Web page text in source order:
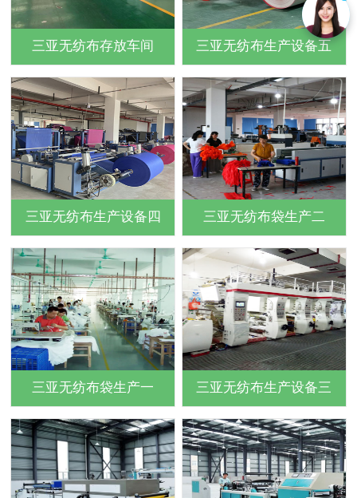
三亚无纺布存放车间 三亚无纺布生产设备五
三亚无纺布生产设备四 三亚无纺布袋生产二
三亚无纺布袋生产一 三亚无纺布生产设备三